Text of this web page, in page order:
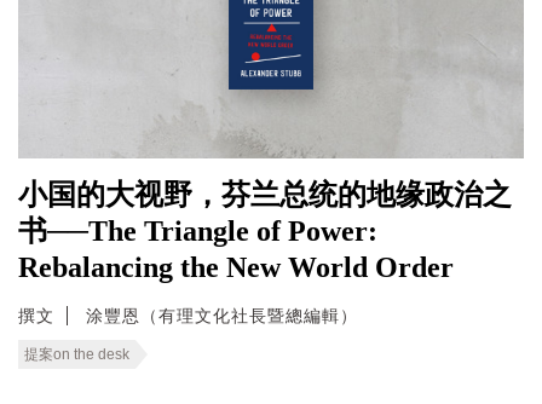
小国的大视野，芬兰总统的地缘政治之
书──The Triangle of Power:
Rebalancing the New World Order
撰文 涂豐恩（有理文化社長暨總編輯）
提案on the desk